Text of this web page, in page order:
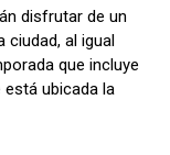
disfrutar de un
ciudad, al igual
que incluye
está ubicada la